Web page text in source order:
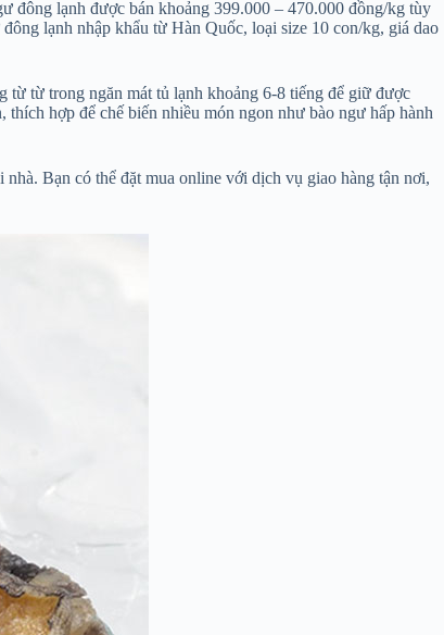
đông lạnh được bán khoảng 399.000 – 470.000 đồng/kg tùy
lạnh nhập khẩu từ Hàn Quốc, loại size 10 con/kg, giá dao
từ trong ngăn mát tủ lạnh khoảng 6-8 tiếng để giữ được
hợp để chế biến nhiều món ngon như bào ngư hấp hành
Bạn có thể đặt mua online với dịch vụ giao hàng tận nơi,